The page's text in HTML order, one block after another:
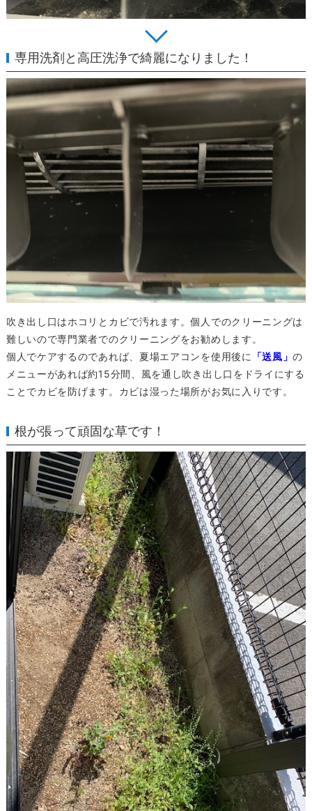
専用洗剤と高圧洗浄で綺麗になりました！
吹き出し口はホコリとカビで汚れます。個人でのクリーニングは
難しいので専門業者でのクリーニングをお勧めします。
個人でケアするのであれば、夏場エアコンを使用後に 「送風」の
メニューがあれば約15分間、風を通し吹き出し口をドライにする
ことでカビを防げます。カビは湿った場所がお気に入りです。
根が張って頑固な草です！